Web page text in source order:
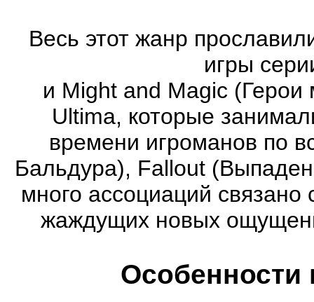
Весь этот жанр
игры
и Might and Magic
Ultima, которые
времени игроманов по
Бальдура), Fallout
много ассоциаций
жаждущих новых
Особенности